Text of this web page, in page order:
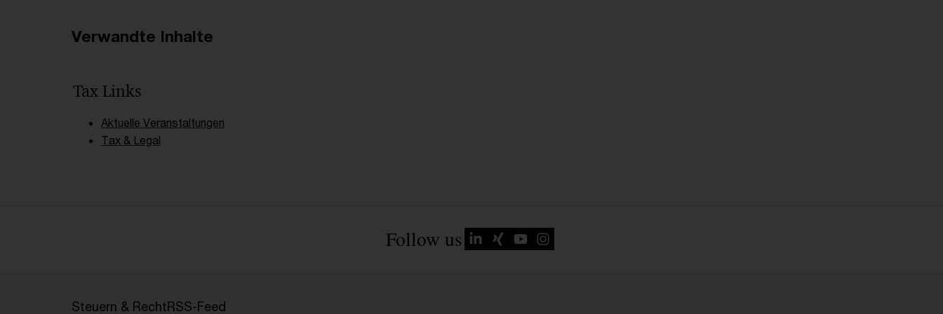
Verwandte Inhalte
Tax Links
Aktuelle Veranstaltungen
Tax & Legal
Follow us
Steuern & RechtRSS-Feed